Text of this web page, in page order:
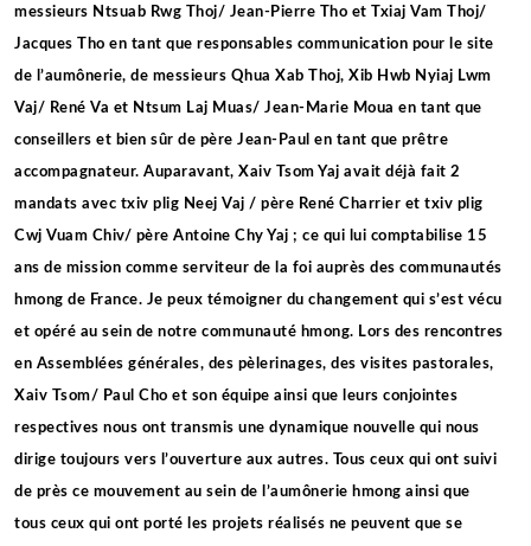
messieurs Ntsuab Rwg Thoj/ Jean-Pierre Tho et Txiaj Vam Thoj/
Jacques Tho en tant que responsables communication pour le site
de l’aumônerie, de messieurs Qhua Xab Thoj, Xib Hwb Nyiaj Lwm
Vaj/ René Va et Ntsum Laj Muas/ Jean-Marie Moua en tant que
conseillers et bien sûr de père Jean-Paul en tant que prêtre
accompagnateur. Auparavant, Xaiv Tsom Yaj avait déjà fait 2
mandats avec txiv plig Neej Vaj / père René Charrier et txiv plig
Cwj Vuam Chiv/ père Antoine Chy Yaj ; ce qui lui comptabilise 15
ans de mission comme serviteur de la foi auprès des communautés
hmong de France. Je peux témoigner du changement qui s’est vécu
et opéré au sein de notre communauté hmong. Lors des rencontres
en Assemblées générales, des pèlerinages, des visites pastorales,
Xaiv Tsom/ Paul Cho et son équipe ainsi que leurs conjointes
respectives nous ont transmis une dynamique nouvelle qui nous
dirige toujours vers l’ouverture aux autres. Tous ceux qui ont suivi
de près ce mouvement au sein de l’aumônerie hmong ainsi que
tous ceux qui ont porté les projets réalisés ne peuvent que se